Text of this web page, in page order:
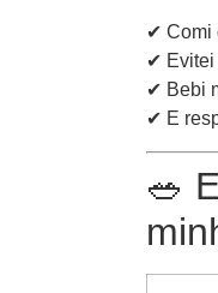
✔ Comi
✔ Evitei
✔ Bebi
✔ E
🥗